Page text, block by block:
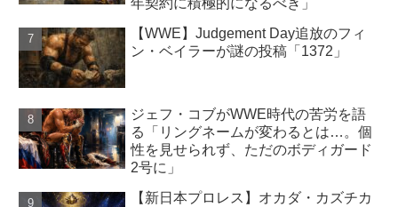
【WWE】Judgement Day追放のフィ
ン・ベイラーが謎の投稿「1372」
ジェフ・コブがWWE時代の苦労を語
る「リングネームが変わるとは…。個
性を見せられず、ただのボディガード
2号に」
【新日本プロレス】オカダ・カズチカ